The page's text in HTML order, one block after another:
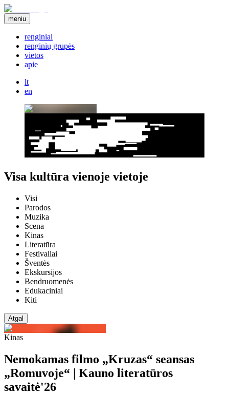
meniu
renginiai
renginių grupės
vietos
apie
lt
en
Visa kultūra vienoje vietoje
Visi
Parodos
Muzika
Scena
Kinas
Literatūra
Festivaliai
Šventės
Ekskursijos
Bendruomenės
Edukaciniai
Kiti
Atgal
Kinas
Nemokamas filmo „Kruzas“ seansas
„Romuvoje“ | Kauno literatūros
savaitė'26